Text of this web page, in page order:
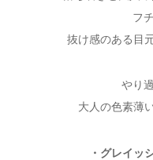
フ
抜け感のある目
やり
大人の色素薄
・グレイッ